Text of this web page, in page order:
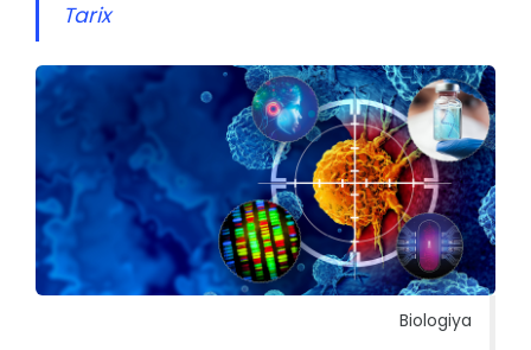
Tarix
Biologiya